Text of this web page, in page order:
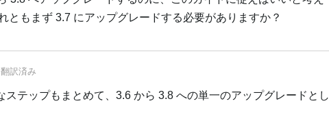
ともまず 3.7 にアップグレードする必要がありますか？
訳済み
テップもまとめて、3.6 から 3.8 への単一のアップグレードとし